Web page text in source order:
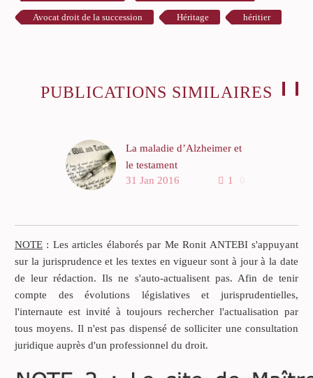
Avocat droit de la succession Héritage héritier
PUBLICATIONS SIMILAIRES
La maladie d’Alzheimer et
le testament
un fait de société qui ne
pose pas que des
problématiques médicales
et sociologiques.
Certaines de ces maladies et
notamment la maladie
d’Alzheimer présentent la
des troubles cognitifs, des
1 0
31 Jan 2016
NOTE : Les articles élaborés par Me Ronit ANTEBI s'appuyant
sur la jurisprudence et les textes en vigueur sont à jour à la date
de leur rédaction. Ils ne s'auto-actualisent pas. Afin de tenir
compte des évolutions législatives et jurisprudentielles,
l'internaute est invité à toujours rechercher l'actualisation par
tous moyens. Il n'est pas dispensé de solliciter une consultation
juridique auprès d'un professionnel du droit.